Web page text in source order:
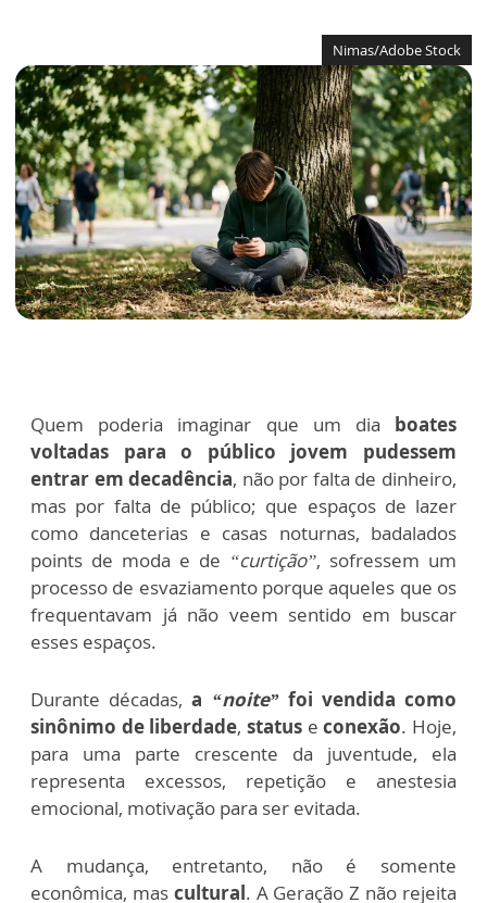
Nimas/Adobe Stock
Quem poderia imaginar que um dia boates
voltadas para o público jovem
pudessem
entrar em decadência, não por falta de dinheiro,
mas por falta de público; que espaços de lazer
como danceterias e casas noturnas, badalados
points de moda e de “curtição”, sofressem um
processo de esvaziamento porque aqueles que os
frequentavam já não veem sentido em buscar
esses espaços.
Durante décadas,a “noite”foi vendida como
sinônimo de liberdade,status econexão. Hoje,
para uma parte crescente da juventude, ela
representa excessos, repetição e anestesia
emocional, motivação para ser evitada.
A mudança, entretanto, não é somente
econômica, mas cultural. A Geração Z não rejeita